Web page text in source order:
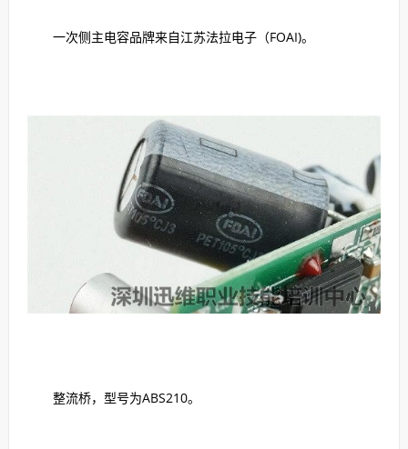
一次侧主电容品牌来自江苏法拉电子（FOAI)。
整流桥，型号为ABS210。